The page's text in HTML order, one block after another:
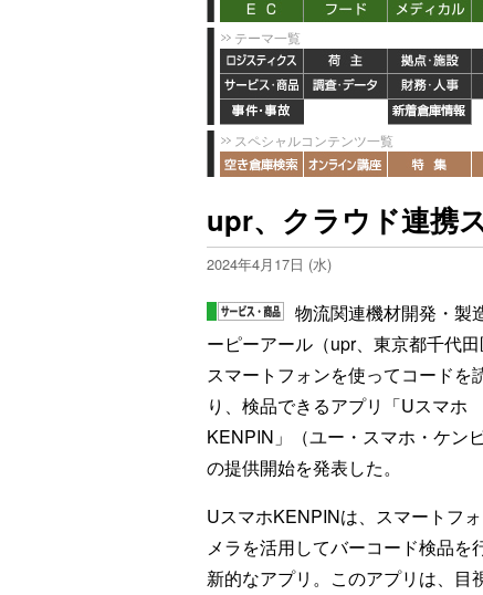
テーマ一覧
スペシャルコンテンツ一覧
upr、クラウド連携
2024年4月17日 (水)
物流関連機材開発・製
ーピーアール（upr、東京都千代
スマートフォンを使ってコードを
り、検品できるアプリ「Uスマホ
KENPIN」（ユー・スマホ・ケンピ
の提供開始を発表した。
UスマホKENPINは、スマートフ
メラを活用してバーコード検品を
新的なアプリ。このアプリは、目